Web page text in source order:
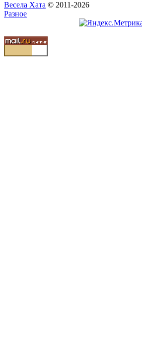
Весела Хата © 2011-2026
Разное